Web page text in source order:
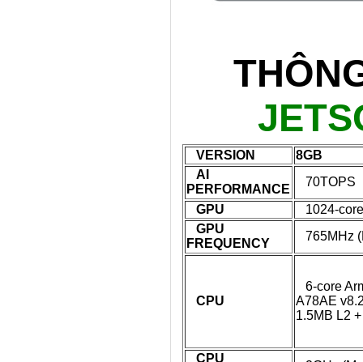
VERSION
8GB
AI
PERFORMANCE
70TOPS
GPU
1024-
GPU
FREQUENCY
765MHz
CPU
6-core
A78AE
1.5MB L2
CPU